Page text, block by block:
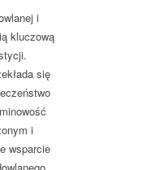
i
kluczową
.
się
i
wsparcie